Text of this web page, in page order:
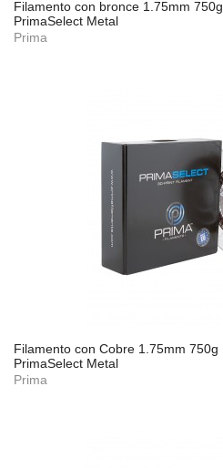
Filamento con bronce 1.75mm 750g
PrimaSelect Metal
Prima
Filamento con Cobre 1.75mm 750g
PrimaSelect Metal
Prima